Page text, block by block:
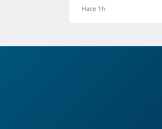
Hace 1h